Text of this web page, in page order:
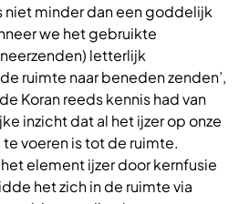
minder dan een goddelijk
we het gebruikte
letterlijk
ruimte naar beneden zenden’,
Koran reeds kennis had van
inzicht dat al het ijzer op onze
voeren is tot de ruimte.
element ijzer door kernfusie
het zich in de ruimte via